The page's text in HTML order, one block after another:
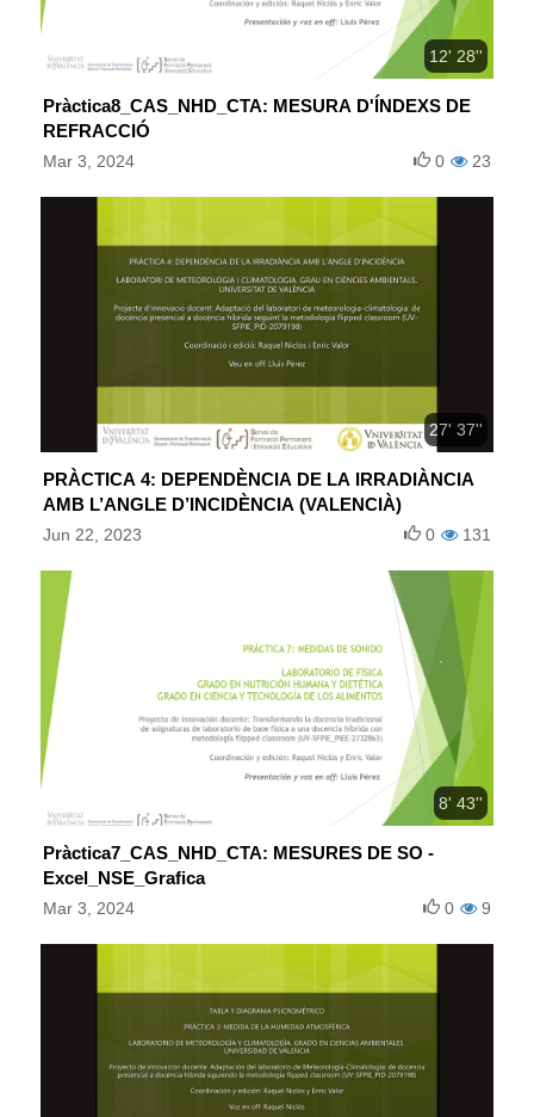
12' 28''
Pràctica8_CAS_NHD_CTA: MESURA D'ÍNDEXS DE
REFRACCIÓ
Mar 3, 2024 23
0
27' 37''
PRÀCTICA 4: DEPENDÈNCIA DE LA IRRADIÀNCIA
AMB L’ANGLE D’INCIDÈNCIA (VALENCIÀ)
Jun 22, 2023 131
0
8' 43''
Pràctica7_CAS_NHD_CTA: MESURES DE SO -
Excel_NSE_Grafica
Mar 3, 2024 9
0